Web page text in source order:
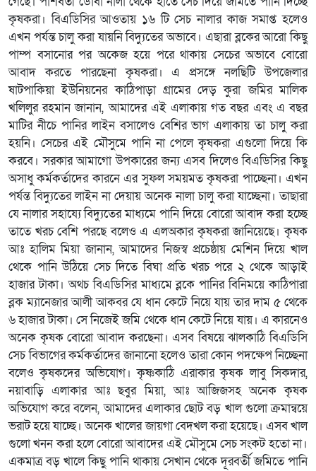
কৃষকরা। বিএডিসির আওতায় ১৬ টি সেচ নালার কাজ সমাপ্ত হলেও
এখন পর্যন্ত চালু করা যায়নি বিদ্যুতের অভাবে। এছারা ব্লকের আরো কিছু
পাম্প বসানোর পর অকেজ হয়ে পরে থাকায় সেচের অভাবে বোরো
আবাদ করতে পারছেনা কৃষকরা। এ প্রসঙ্গে নলছিটি উপজেলার
ষাটপাকিয়া ইউনিয়নের কাঠিপাড়া গ্রামের দেড় কুরা জমির মালিক
খলিলুর রহমান জানান, আমাদের এই এলাকায় গত বছর এবং এ বছর
মাটির নীচে পানির লাইন বসালেও বেশির ভাগ এলাকায় তা চালু করা
হয়নি। সেচের এই মৌসুমে পানি না পেলে কৃষকরা এগুলো দিয়ে কি
করবে। সরকার আমাগো উপকারের জন্য এসব দিলেও বিএডিসির কিছু
অসাধু কর্মকর্তাদের কারনে এর সুফল সময়মত কৃষকরা পাচ্ছেনা। এখন
পর্যন্ত বিদ্যুতের লাইন না দেয়ায় অনেক নালা চালু করা যাচ্ছেনা। তাছারা
যে নালার সহায্যে বিদ্যুতের মাধ্যমে পানি দিয়ে বোরো আবাদ করা হচ্ছে
তাতে খরচ বেশি পরছে বলেও এ এলঅকার কৃষকরা জানিয়েছে। কৃষক
আঃ হালিম মিয়া জানান, আমাদের নিজস্ব প্রচেষ্ঠায় মেশিন দিয়ে খাল
থেকে পানি উঠিয়ে সেচ দিতে বিঘা প্রতি খরচ পরে ২ থেকে আড়াই
হাজার টাকা। অথচ বিএডিসির মাধ্যমে ব্লকে পানির বিনিময়ে কাঠিপারা
ব্লক ম্যানেজার আলী আকবর যে ধান কেটে নিয়ে যায় তার দাম ৫ থেকে
৬ হাজার টাকা। সে নিজেই জমি থেকে ধান কেটে নিয়ে যায়। এ কারনেও
অনেক কৃষক বোরো আবাদ করছেনা। এসব বিষয়ে ঝালকাঠি বিএডিসি
সেচ বিভাগের কর্মকর্তাদের জানানো হলেও তারা কোন পদক্ষেপ নিচ্ছেনা
বলেও কৃষকদের অভিযোগ। কৃষ্ণকাঠি এরাকার কৃষক লাবু সিকদার,
নয়াবাড়ি এলাকার আঃ ছবুর মিয়া, আঃ আজিজসহ অনেক কৃষক
অভিযোগ করে বলেন, আমাদের এলাকার ছোট বড় খাল গুলো ক্রমান্বয়ে
ভরাট হয়ে যাচ্ছে। অনেক খালের জায়গা বেদখল করা হয়েছে। এসব খাল
গুলো খনন করা হলে বোরো আবাদের এই মৌসুমে সেচ সংকট হতো না।
একমাত্র বড় খালে কিছু পানি থাকায় সেখান থেকে দূরবর্তী জমিতে পানি